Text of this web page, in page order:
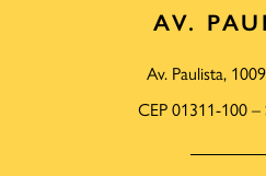
AV.
Av. Paulista,
CEP 01311-100 –